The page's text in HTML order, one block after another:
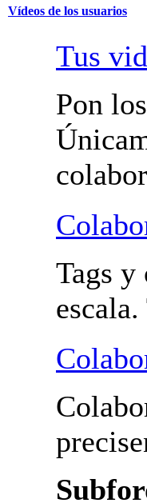
Vídeos de los usuarios
Tus
Pon
Tags y